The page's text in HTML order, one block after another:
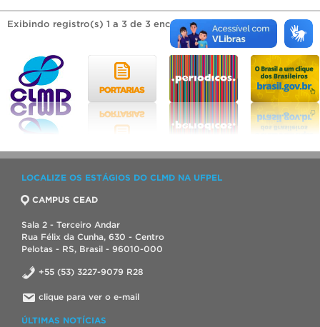
Exibindo registro(s) 1 a 3 de 3 encontrado(s).
LOCALIZE OS ESTÁGIOS DO CLMD NA UFPEL
CAMPUS CEAD
Sala 2 - Terceiro Andar
Rua Félix da Cunha, 630 - Centro
Pelotas - RS, Brasil - 96010-000
+55 (53) 3227-9079 R28
clique para ver o e-mail
ÚLTIMAS NOTÍCIAS